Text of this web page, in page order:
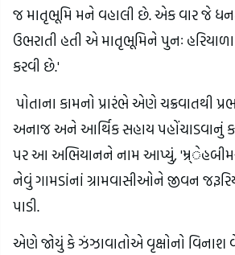
જ માતૃભૂમિ મને વહાલી છે. એક વાર જે ધન-
ઉભરાતી હતી એ માતૃભૂમિને પુનઃ
કરવી છે.'
પોતાના કામનો પ્રારંભે એણે ચક્રવાતથી
અનાજ અને આર્થિક સહાય પહોંચાડવાનું
પર આ અભિયાનને નામ આપ્યું,
નેવું ગામડાંનાં ગ્રામવાસીઓને જીવન
પાડી.
એણે જોયું કે ઝંઝાવાતોએ વૃક્ષોનો વિનાશ